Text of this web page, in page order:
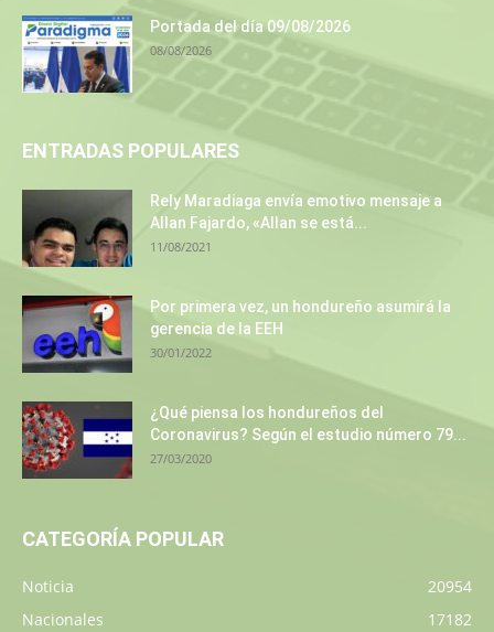
Portada del día 09/08/2026
08/08/2026
ENTRADAS POPULARES
Rely Maradiaga envía emotivo mensaje a
Allan Fajardo, «Allan se está...
11/08/2021
Por primera vez, un hondureño asumirá la
gerencia de la EEH
30/01/2022
¿Qué piensa los hondureños del
Coronavirus? Según el estudio número 79...
27/03/2020
CATEGORÍA POPULAR
Noticia
20954
Nacionales
17182